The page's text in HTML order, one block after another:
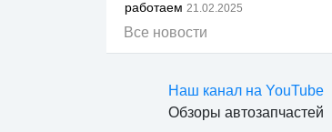
работаем 21.02.2025
Все новости
Наш канал на YouTube
Обзоры автозапчастей